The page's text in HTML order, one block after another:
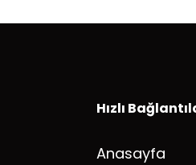
Hızlı
Anasayfa